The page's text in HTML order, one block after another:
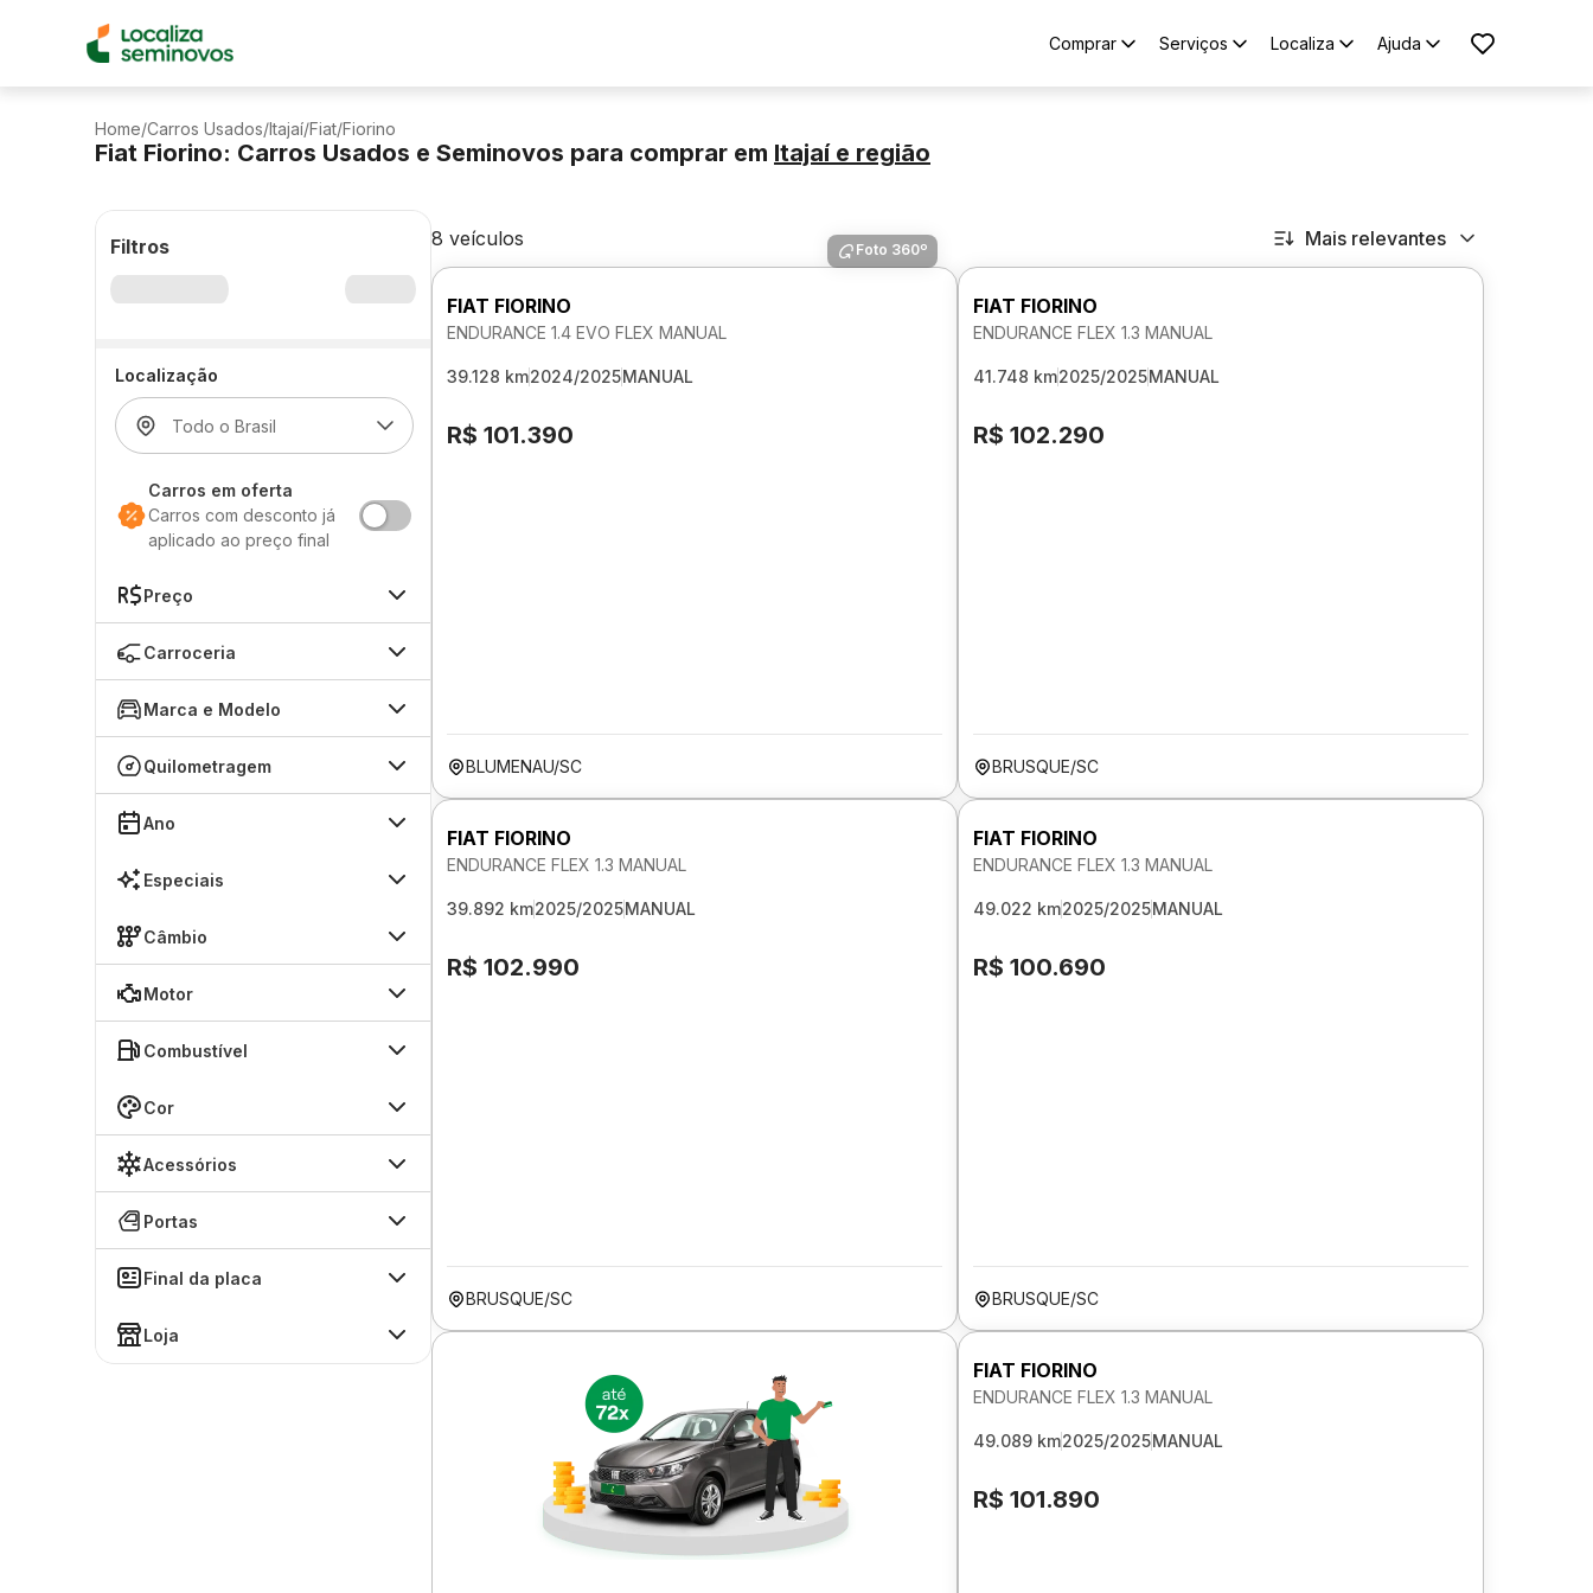
Comprar Serviços Localiza Ajuda
Home/Carros Usados/Itajaí/Fiat/Fiorino
Fiat Fiorino: Carros Usados e Seminovos para comprar em Itajaíe região
Filtros
Localização
Carros em oferta
Carros com desconto já
aplicado ao preço final
Preço
Carroceria
Marca e Modelo
Quilometragem
Ano
Especiais
Câmbio
Motor
Combustível
Cor
Acessórios
Portas
Final da placa
Loja
8 veículos Mais relevantes
Foto 360º
FIAT FIORINO
ENDURANCE 1.4 EVO FLEX MANUAL
39.128 km2024/2025MANUAL
R$ 101.390
BLUMENAU/SC
FIAT FIORINO
ENDURANCE FLEX 1.3 MANUAL
41.748 km2025/2025MANUAL
R$ 102.290
BRUSQUE/SC
FIAT FIORINO
ENDURANCE FLEX 1.3 MANUAL
39.892 km2025/2025MANUAL
R$ 102.990
BRUSQUE/SC
FIAT FIORINO
ENDURANCE FLEX 1.3 MANUAL
49.022 km2025/2025MANUAL
R$ 100.690
BRUSQUE/SC
FIAT FIORINO
ENDURANCE FLEX 1.3 MANUAL
49.089 km2025/2025MANUAL
R$ 101.890